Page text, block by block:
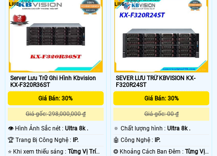
Server Lưu Trữ Ghi Hình Kbvision
KX-F320R36ST
Giá Bán: 30%
Giá gốc: 298,000,000 ₫
👁 Hình Ảnh Sắc nét : Ultra 8k .
🏆 Trang Bị Công Nghệ :
IP.
⭐ Khi xem thiếu sáng : Từng Vị Trí
SEVER LƯU TRỮ KBVISION KX-
F320R24ST
Giá Bán: 30%
Giá gốc: 00 ₫
🔅 Chất lượng hình :Ultra 8k .
🤖️ Công Nghệ :
IP.
❂ Khoảng Cách Ban Đêm :Từng Vị